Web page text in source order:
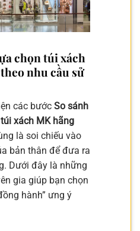
chọn túi xách
nhu cầu sử
các bước So sánh
xách MK hãng
là soi chiếu vào
bản thân để đưa ra
Dưới đây là những
gia giúp bạn chọn
hành” ưng ý